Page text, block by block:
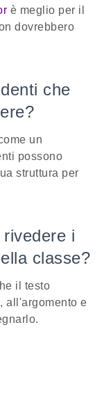
è meglio per il
dovrebbero
che
un
possono
struttura per
i
classe?
il testo
all'argomento e